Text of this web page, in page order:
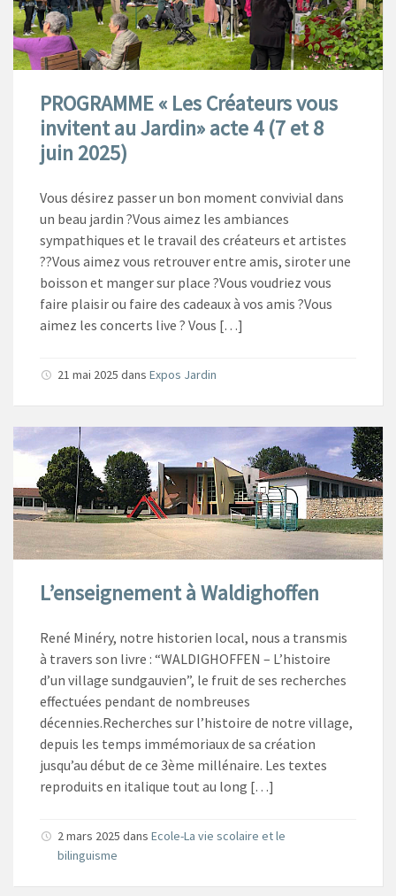
PROGRAMME « Les Créateurs vous
invitent au Jardin» acte 4 (7 et 8
juin 2025)
Vous désirez passer un bon moment convivial dans
un beau jardin ?Vous aimez les ambiances
sympathiques et le travail des créateurs et artistes
??Vous aimez vous retrouver entre amis, siroter une
boisson et manger sur place ?Vous voudriez vous
faire plaisir ou faire des cadeaux à vos amis ?Vous
aimez les concerts live ? Vous […]
21 mai 2025 dans Expos Jardin
L’enseignement à Waldighoffen
René Minéry, notre historien local, nous a transmis
à travers son livre : “WALDIGHOFFEN – L’histoire
d’un village sundgauvien”, le fruit de ses recherches
effectuées pendant de nombreuses
décennies.Recherches sur l’histoire de notre village,
depuis les temps immémoriaux de sa création
jusqu’au début de ce 3ème millénaire. Les textes
reproduits en italique tout au long […]
2 mars 2025 dans Ecole-La vie scolaire et le
bilinguisme